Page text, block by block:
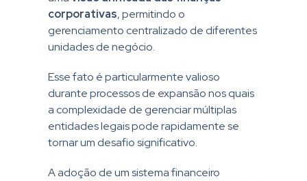
corporativas, permitindo o
gerenciamento centralizado de diferentes
unidades de negócio.
Esse fato é particularmente valioso
durante processos de expansão nos quais
a complexidade de gerenciar múltiplas
entidades legais pode rapidamente se
tornar um desafio significativo.
A adoção de um sistema financeiro